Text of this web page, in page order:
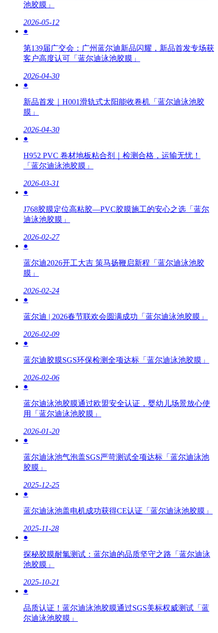
池胶膜」
2026-05-12
●
第139届广交会：广州蓝尔迪新品闪耀，新品首发专场获
客户高度认可「蓝尔迪泳池胶膜」
2026-04-30
●
新品首发｜H001滑轨式太阳能收卷机「蓝尔迪泳池胶
膜」
2026-04-30
●
H952 PVC 卷材地板粘合剂｜检测合格，运输无忧！
「蓝尔迪泳池胶膜」
2026-03-31
●
J768胶膜定位高粘胶—PVC胶膜施工的安心之选「蓝尔
迪泳池胶膜」
2026-02-27
●
蓝尔迪2026开工大吉 策马扬鞭启新程「蓝尔迪泳池胶
膜」
2026-02-24
●
蓝尔迪 | 2026春节联欢会圆满成功「蓝尔迪泳池胶膜」
2026-02-09
●
蓝尔迪胶膜SGS环保检测全项达标「蓝尔迪泳池胶膜」
2026-02-06
●
蓝尔迪泳池胶膜通过欧盟安全认证，婴幼儿场景放心使
用「蓝尔迪泳池胶膜」
2026-01-20
●
蓝尔迪泳池气泡盖SGS严苛测试全项达标「蓝尔迪泳池
胶膜」
2025-12-25
●
蓝尔迪泳池盖电机成功获得CE认证「蓝尔迪泳池胶膜」
2025-11-28
●
探秘胶膜耐氯测试：蓝尔迪的品质坚守之路「蓝尔迪泳
池胶膜」
2025-10-21
●
品质认证！蓝尔迪泳池胶膜通过SGS美标权威测试「蓝
尔迪泳池胶膜」